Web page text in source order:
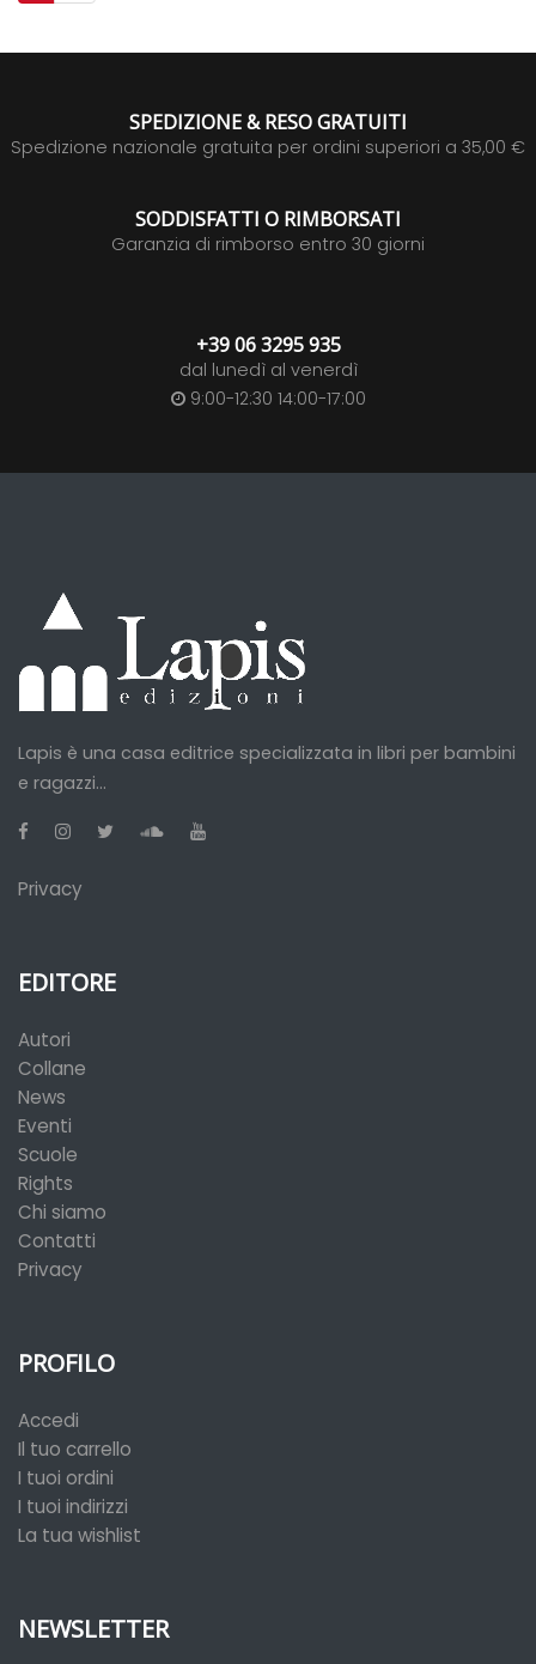
SPEDIZIONE & RESO GRATUITI
Spedizione nazionale gratuita per ordini superiori a 35,00 €
SODDISFATTI O RIMBORSATI
Garanzia di rimborso entro 30 giorni
+39 06 3295 935
dal lunedì al venerdì
9:00-12:30 14:00-17:00
Lapis è una casa editrice specializzata in libri per bambini
e ragazzi...
Privacy
EDITORE
Autori
Collane
News
Eventi
Scuole
Rights
Chi siamo
Contatti
Privacy
PROFILO
Accedi
Il tuo carrello
I tuoi ordini
I tuoi indirizzi
La tua wishlist
NEWSLETTER